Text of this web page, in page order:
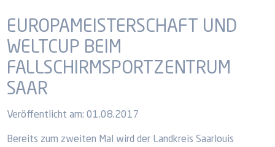
EUROPAMEISTERSCHAFT UND
WELTCUP BEIM
FALLSCHIRMSPORTZENTRUM
SAAR
Veröffentlicht am: 01.08.2017
Bereits zum zweiten Mal wird der Landkreis Saarlouis